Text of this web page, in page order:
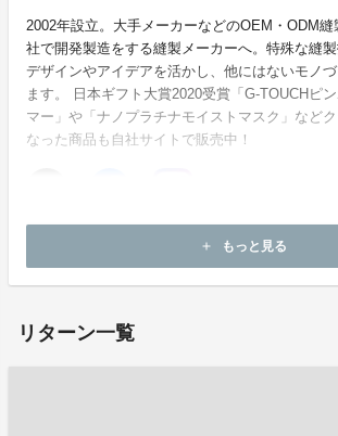
2002年設立。大手メーカーなどのOEM・ODM縫
社で開発製造をする縫製メーカーへ。特殊な縫
デザインやアイデアを活かし、他にはないモノ
ます。 日本ギフト大賞2020受賞「G-TOUCHピ
マー」や「ナノプラチナモイストマスク」など
なった商品も自社サイトで販売中！
add もっと見る
リターン一覧